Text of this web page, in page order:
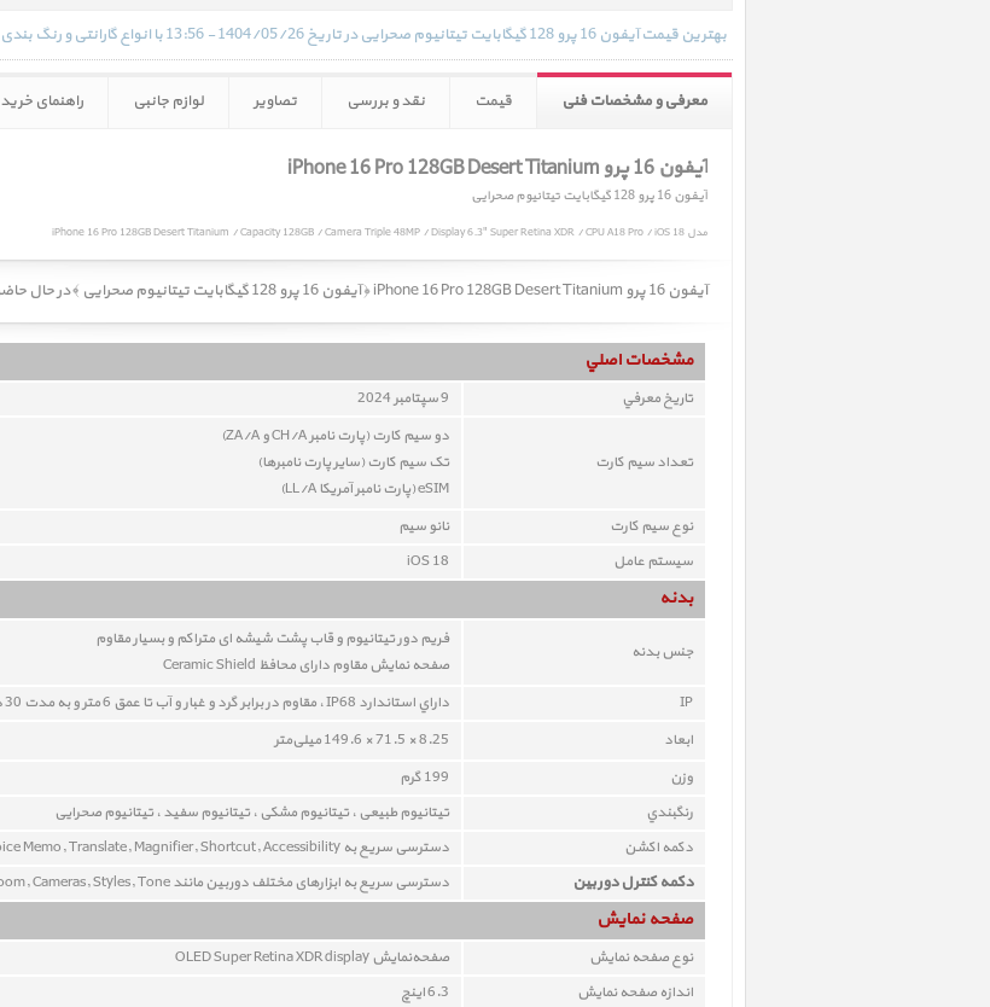
بهترین قیمت آیفون 16 پرو 128 گیگابایت تیتانیوم صحرایی در تاریخ 1404/05/26 - 13:56 با انواع گارانتی و رنگ بندی های موجود به روز رسانی شده است.
معرفی و مشخصات فنی قیمت نقد و بررسی تصاویر لوازم جانبی راهنمای خرید
آیفون 16 پرو iPhone 16 Pro 128GB Desert Titanium
آیفون 16 پرو 128 گیگابایت تیتانیوم صحرایی
مدل iPhone 16 Pro 128GB Desert Titanium / Capacity 128GB / Camera Triple 48MP / Display 6.3" Super Retina XDR / CPU A18 Pro / iOS 18
آیفون 16 پرو iPhone 16 Pro 128GB Desert Titanium ﴿ آیفون 16 پرو 128 گیگابایت تیتانیوم صحرایی ﴾ در حال حاضر در انبار موجود نمیباشد.
مشخصات اصلي
تاريخ معرفي 9 سپتامبر 2024
تعداد سيم کارت
دو سيم کارت (پارت نامبر CH/A و ZA/A)
تک سیم کارت (سایر پارت نامبرها)
eSIM (پارت نامبر آمریکا LL/A)
نوع سيم کارت
نانو سيم
سيستم عامل
iOS 18
بدنه
جنس بدنه
فريم دور تیتانیوم و قاب پشت شيشه ای متراکم و بسيار مقاوم
صفحه نمایش مقاوم دارای محافظ Ceramic Shield
IP
داراي استاندارد IP68 ، مقاوم در برابر گرد و غبار و آب تا عمق 6 متر و به مدت 30 دقيقه
ابعاد
8.25 × 71.5 × 149.6 میلی‌متر
وزن
199 گرم
رنگبندي
تیتانیوم طبیعی ، تیتانیوم مشکی ، تیتانیوم سفید ، تیتانیوم صحرایی
دکمه اکشن
دسترسی سریع به Silent mode, Focus, Camera, Flashlight, Voice Memo, Translate, Magnifier, Shortcut, Accessibility
دکمه کنترل دوربین دسترسی سریع به ابزارهای مختلف دوربین مانند Exposure, Depth, Zoom, Cameras, Styles, Tone
صفحه نمايش
نوع صفحه نمايش
صفحه‌نمايش OLED Super Retina XDR display
اندازه صفحه نمايش
6.3 اينچ